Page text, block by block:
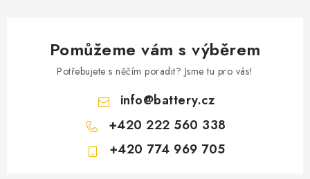
Pomůžeme vám s výběrem
Potřebujete s něčím poradit? Jsme tu pro vás!
info@battery.cz
+420 222 560 338
+420 774 969 705